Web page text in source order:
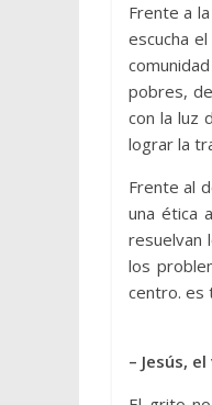
Frente a
escucha
pobres,
con la luz
lograr la
Frente al
una ética
resuelvan
los
centro. es
– Jesús,